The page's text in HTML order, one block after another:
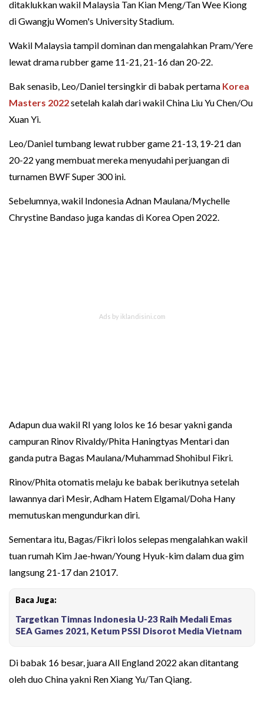
ditaklukkan wakil Malaysia Tan Kian Meng/Tan Wee Kiong
di Gwangju Women's University Stadium.
Wakil Malaysia tampil dominan dan mengalahkan Pram/Yere
lewat drama rubber game 11-21, 21-16 dan 20-22.
Bak senasib, Leo/Daniel tersingkir di babak pertama Korea
Masters 2022setelah kalah dari wakil China Liu Yu Chen/Ou
Xuan Yi.
Leo/Daniel tumbang lewat rubber game 21-13, 19-21 dan
20-22 yang membuat mereka menyudahi perjuangan di
turnamen BWF Super 300 ini.
Sebelumnya, wakil Indonesia Adnan Maulana/Mychelle
Chrystine Bandaso juga kandas di Korea Open 2022.
Adapun dua wakil RI yang lolos ke 16 besar yakni ganda
campuran Rinov Rivaldy/Phita Haningtyas Mentari dan
ganda putra Bagas Maulana/Muhammad Shohibul Fikri.
Rinov/Phita otomatis melaju ke babak berikutnya setelah
lawannya dari Mesir, Adham Hatem Elgamal/Doha Hany
memutuskan mengundurkan diri.
Sementara itu, Bagas/Fikri lolos selepas mengalahkan wakil
tuan rumah Kim Jae-hwan/Young Hyuk-kim dalam dua gim
langsung 21-17 dan 21017.
Baca Juga:
Targetkan Timnas Indonesia U-23 Raih Medali Emas
SEA Games 2021, Ketum PSSI Disorot Media Vietnam
Di babak 16 besar, juara All England 2022 akan ditantang
oleh duo China yakni Ren Xiang Yu/Tan Qiang.